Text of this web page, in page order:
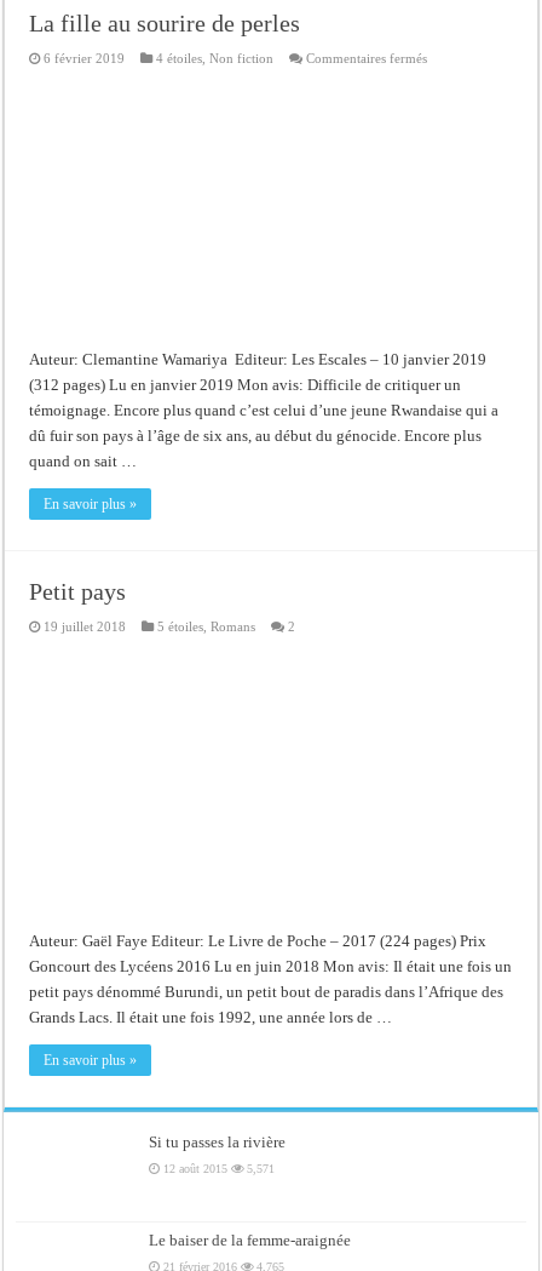
La fille au sourire de perles
6 février 2019 4 étoiles ,Non fiction Commentaires ferméssur
Auteur: Clemantine Wamariya Editeur: Les Escales – 10 janvier 2019
(312 pages) Lu en janvier 2019 Mon avis: Difficile de critiquer un
témoignage. Encore plus quand c’est celui d’une jeune Rwandaise qui a
dû fuir son pays à l’âge de six ans, au début du génocide. Encore plus
quand on sait …
En savoir plus »
Petit pays
19 juillet 2018 5 étoiles ,Romans 2
Auteur: Gaël Faye Editeur: Le Livre de Poche – 2017 (224 pages) Prix
Goncourt des Lycéens 2016 Lu en juin 2018 Mon avis: Il était une fois un
petit pays dénommé Burundi, un petit bout de paradis dans l’Afrique des
Grands Lacs. Il était une fois 1992, une année lors de …
En savoir plus »
Si tu passes la rivière
12 août 2015 5,571
Le baiser de la femme-araignée
21 février 2016 4,765